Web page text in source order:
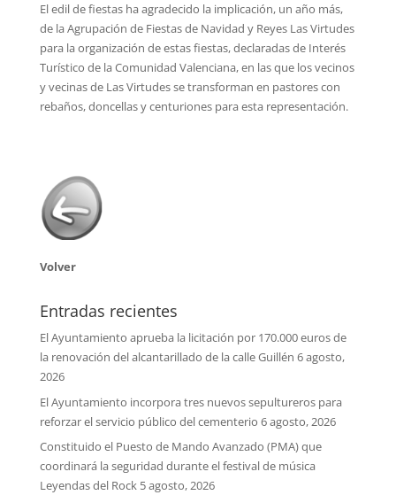
El edil de fiestas ha agradecido la implicación, un año más,
de la Agrupación de Fiestas de Navidad y Reyes Las Virtudes
para la organización de estas fiestas, declaradas de Interés
Turístico de la Comunidad Valenciana, en las que los vecinos
y vecinas de Las Virtudes se transforman en pastores con
rebaños, doncellas y centuriones para esta representación.
Volver
Entradas recientes
El Ayuntamiento aprueba la licitación por 170.000 euros de
la renovación del alcantarillado de la calle Guillén 6 agosto,
2026
El Ayuntamiento incorpora tres nuevos sepultureros para
reforzar el servicio público del cementerio 6 agosto, 2026
Constituido el Puesto de Mando Avanzado (PMA) que
coordinará la seguridad durante el festival de música
Leyendas del Rock 5 agosto, 2026